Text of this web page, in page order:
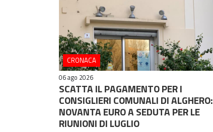
CRONACA
06 ago 2026
SCATTA IL PAGAMENTO PER I
CONSIGLIERI COMUNALI DI ALGHERO:
NOVANTA EURO A SEDUTA PER LE
RIUNIONI DI LUGLIO